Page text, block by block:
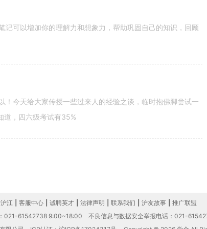
记可以增加你的理解力和想象力，帮助巩固自己的知识，回顾
今天给大家传授一些过来人的经验之谈，临时抱佛脚尝试一
道，四六级考试有35%
江 客服中心 诚聘英才 法律声明 联系我们 沪友故事
推广联盟
021-61542738 9:00~18:00
不良信息与数据安全举报电话：021-